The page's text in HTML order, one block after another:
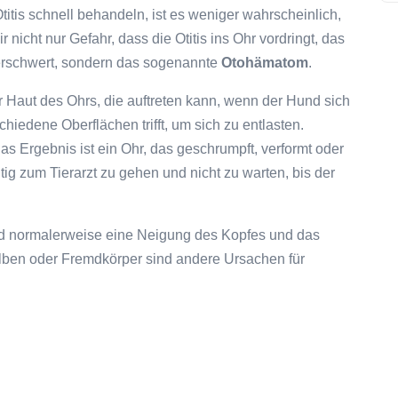
schnell behandeln, ist es weniger wahrscheinlich,
nicht nur Gefahr, dass die Otitis ins Ohr vordringt, das
sondern das sogenannte Otohämatom.
des Ohrs, die auftreten kann, wenn der Hund sich
Oberflächen trifft, um sich zu entlasten.
Ergebnis ist ein Ohr, das geschrumpft, verformt oder
zum Tierarzt zu gehen und nicht zu warten, bis der
normalerweise eine Neigung des Kopfes und das
oder Fremdkörper sind andere Ursachen für